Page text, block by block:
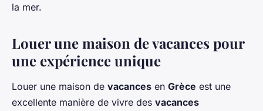
la mer.
Louer une maison de vacances pour
une expérience unique
Louer une maison de vacances en Grèce est une
excellente manière de vivre des vacances